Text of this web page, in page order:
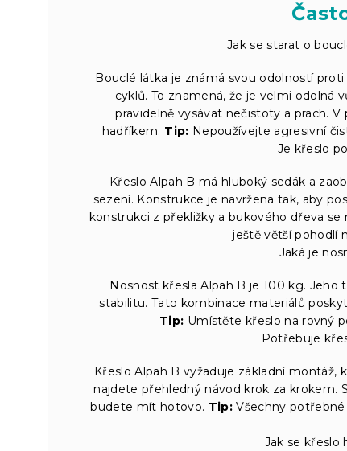
Jak se starat o
Bouclé látka je známá svou odolností
cyklů. To znamená, že je velmi odolná
pravidelně vysávat nečistoty a prach.
hadříkem. Tip: Nepoužívejte agresivní
Je křeslo
Křeslo Alpah B má hluboký sedák a
sezení. Konstrukce je navržena tak, aby
konstrukci z překližky a bukového dřeva
ještě větší pohodlí
Jaká je
Nosnost křesla Alpah B je 100 kg.
stabilitu. Tato kombinace materiálů
Tip: Umístěte křeslo na rovný
Potřebuje
Křeslo Alpah B vyžaduje základní
najdete přehledný návod krok za krokem.
budete mít hotovo. Tip: Všechny
Jak se křeslo